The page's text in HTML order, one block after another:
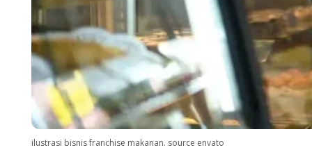
ilustrasi bisnis franchise makanan. source envato